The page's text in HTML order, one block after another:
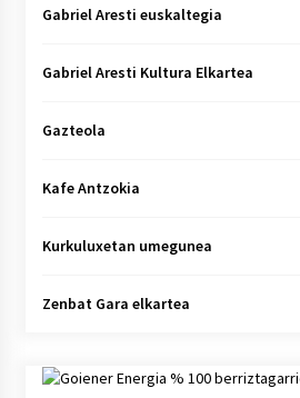
Gabriel Aresti euskaltegia
Gabriel Aresti Kultura Elkartea
Gazteola
Kafe Antzokia
Kurkuluxetan umegunea
Zenbat Gara elkartea